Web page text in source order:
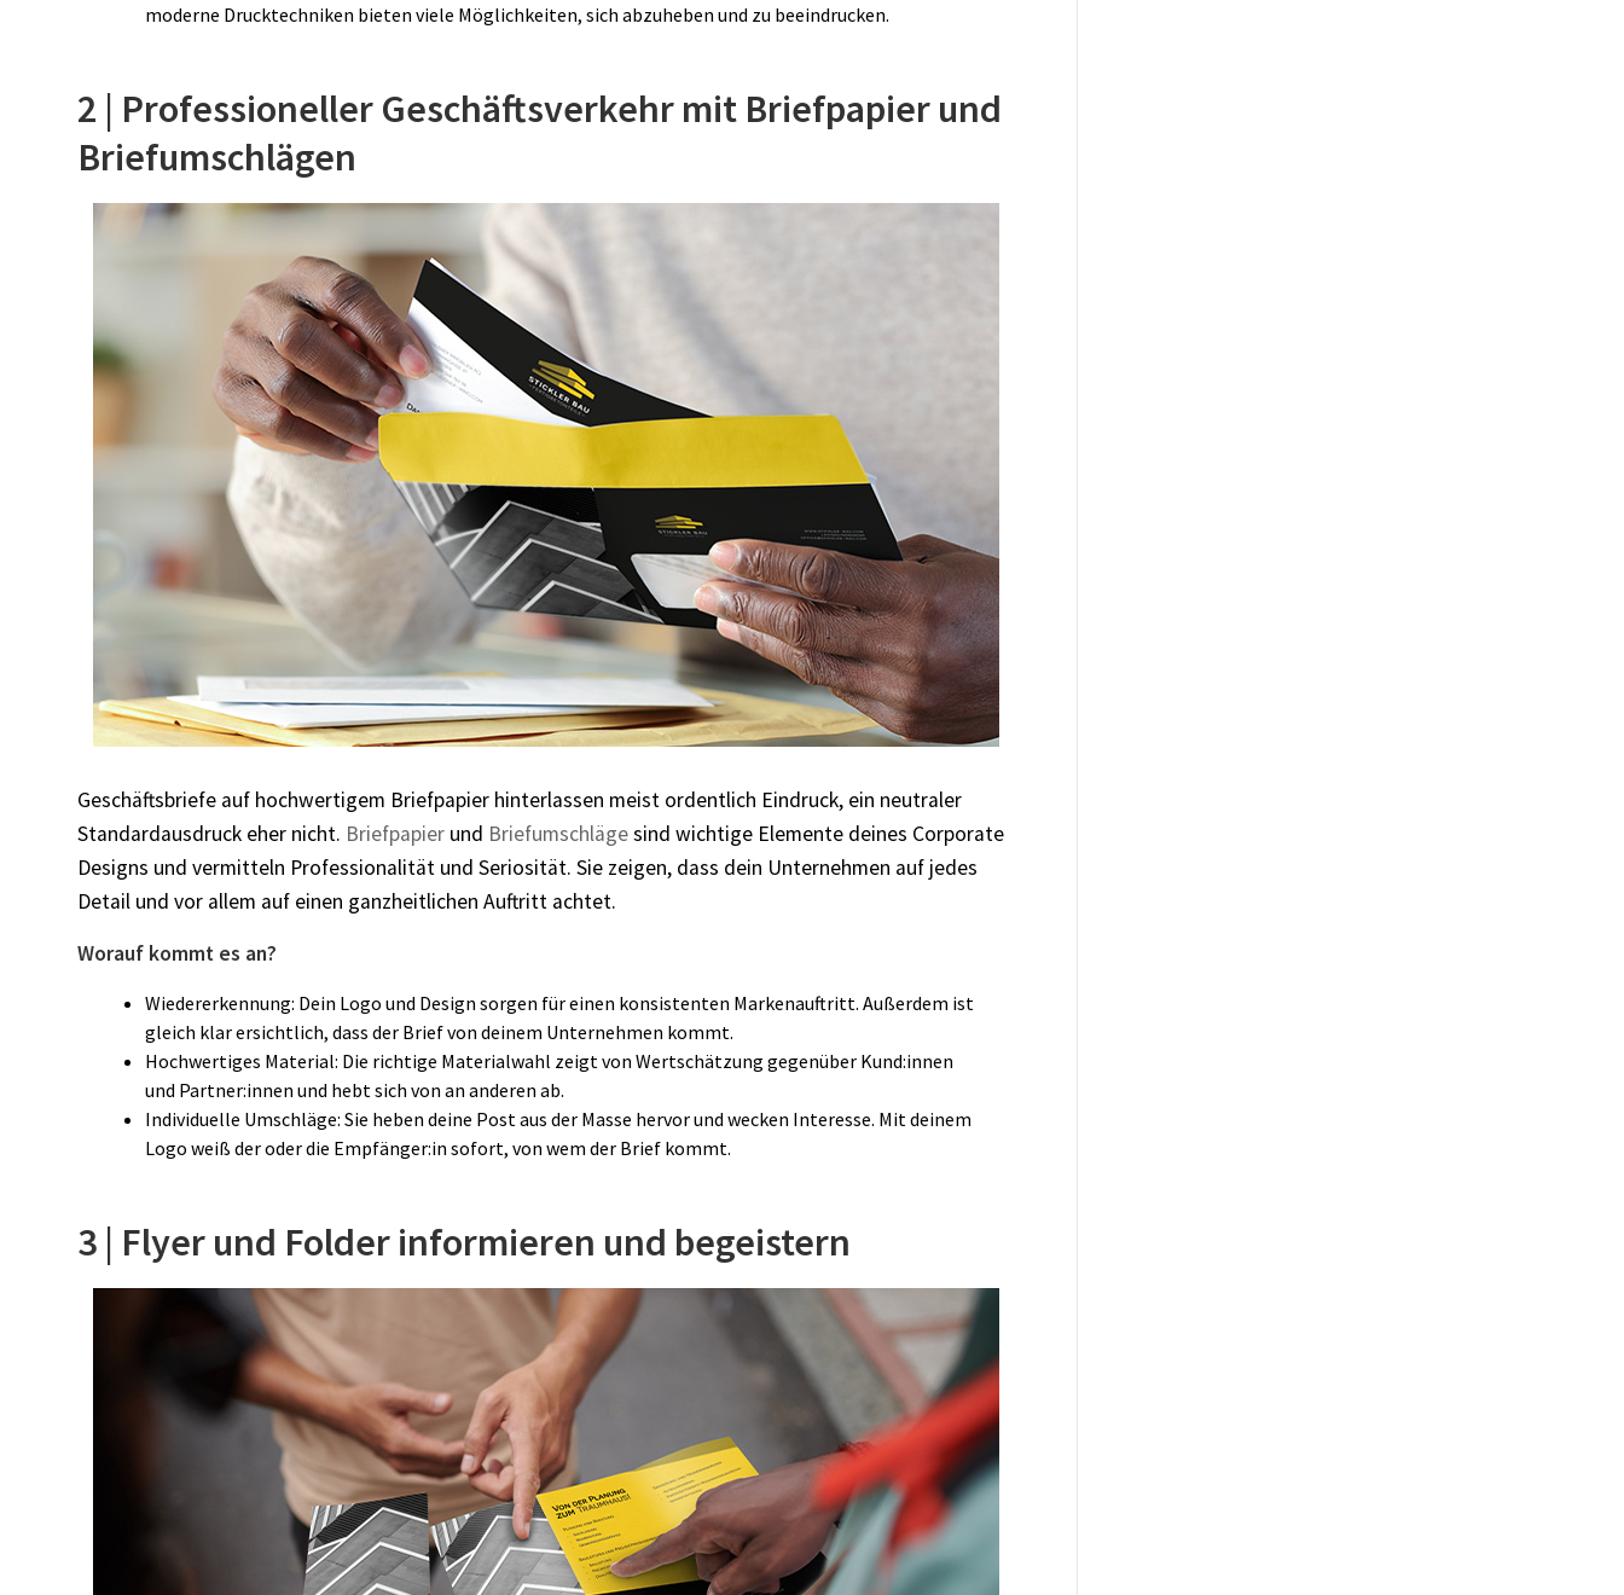
moderne Drucktechniken bieten viele Möglichkeiten, sich abzuheben und zu beeindrucken.
2 | Professioneller Geschäftsverkehr mit Briefpapier und
Briefumschlägen
Geschäftsbriefe auf hochwertigem Briefpapier hinterlassen meist ordentlich Eindruck, ein neutraler
Standardausdruck eher nicht. Briefpapier und Briefumschlägesind wichtige Elemente deines Corporate
Designs und vermitteln Professionalität und Seriosität. Sie zeigen, dass dein Unternehmen auf jedes
Detail und vor allem auf einen ganzheitlichen Auftritt achtet.
Worauf kommt es an?
Wiedererkennung: Dein Logo und Design sorgen für einen konsistenten Markenauftritt. Außerdem ist
gleich klar ersichtlich, dass der Brief von deinem Unternehmen kommt.
Hochwertiges Material: Die richtige Materialwahl zeigt von Wertschätzung gegenüber Kund:innen
und Partner:innen und hebt sich von an anderen ab.
Individuelle Umschläge: Sie heben deine Post aus der Masse hervor und wecken Interesse. Mit deinem
Logo weiß der oder die Empfänger:in sofort, von wem der Brief kommt.
3 | Flyer und Folder informieren und begeistern